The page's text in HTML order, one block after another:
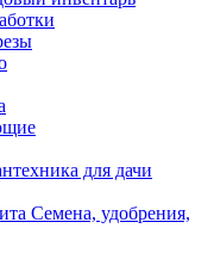
для дачи
Семена, удобрения,